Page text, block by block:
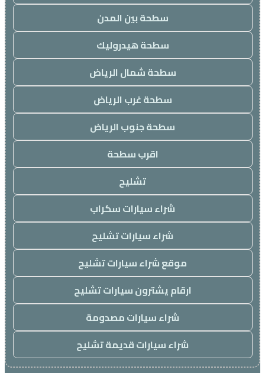
سطحة بين المدن
سطحة هيدروليك
سطحة شمال الرياض
سطحة غرب الرياض
سطحة جنوب الرياض
اقرب سطحة
تشليح
شراء سيارات سكراب
شراء سيارات تشليح
موقع شراء سيارات تشليح
ارقام يشترون سيارات تشليح
شراء سيارات مصدومة
شراء سيارات قديمة تشليح